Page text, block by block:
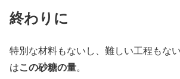
終わりに
特別な材料もないし、難しい工程もな
はこの砂糖の量。